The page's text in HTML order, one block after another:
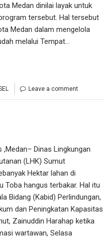
Medan dinilai layak untuk
tersebut. Hal tersebut
Medan dalam mengelola
melalui Tempat…
Leave a comment
Dinas Lingkungan
(LHK) Sumut
Hektar lahan di
Toba hangus terbakar. Hal itu
Bidang (Kabid) Perlindungan,
dan Peningkatan Kapasitas
Zainuddin Harahap ketika
wartawan, Selasa